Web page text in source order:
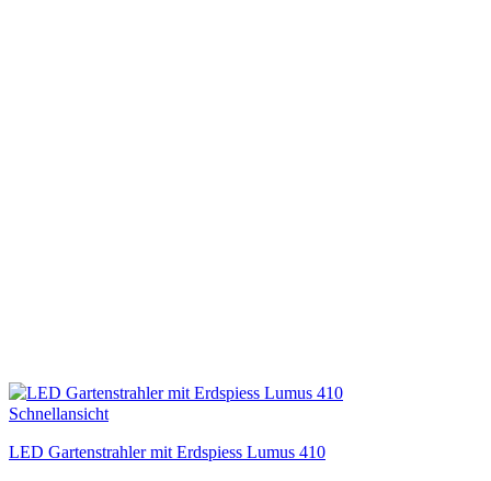
Schnellansicht
LED Gartenstrahler mit Erdspiess Lumus 410